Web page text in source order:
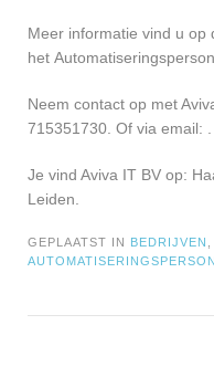
Meer informatie vind u op
het
Neem contact op met
715351730. Of via email:
Je vind Aviva IT BV op:
Leiden.
GEPLAATST IN BEDRIJVEN